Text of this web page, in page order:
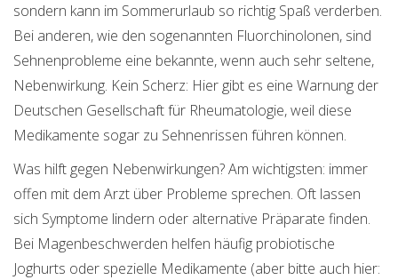
sondern kann im Sommerurlaub so richtig Spaß verderben.
Bei anderen, wie den sogenannten Fluorchinolonen, sind
Sehnenprobleme eine bekannte, wenn auch sehr seltene,
Nebenwirkung. Kein Scherz: Hier gibt es eine Warnung der
Deutschen Gesellschaft für Rheumatologie, weil diese
Medikamente sogar zu Sehnenrissen führen können.
Was hilft gegen Nebenwirkungen? Am wichtigsten: immer
offen mit dem Arzt über Probleme sprechen. Oft lassen
sich Symptome lindern oder alternative Präparate finden.
Bei Magenbeschwerden helfen häufig probiotische
Joghurts oder spezielle Medikamente (aber bitte auch hier: